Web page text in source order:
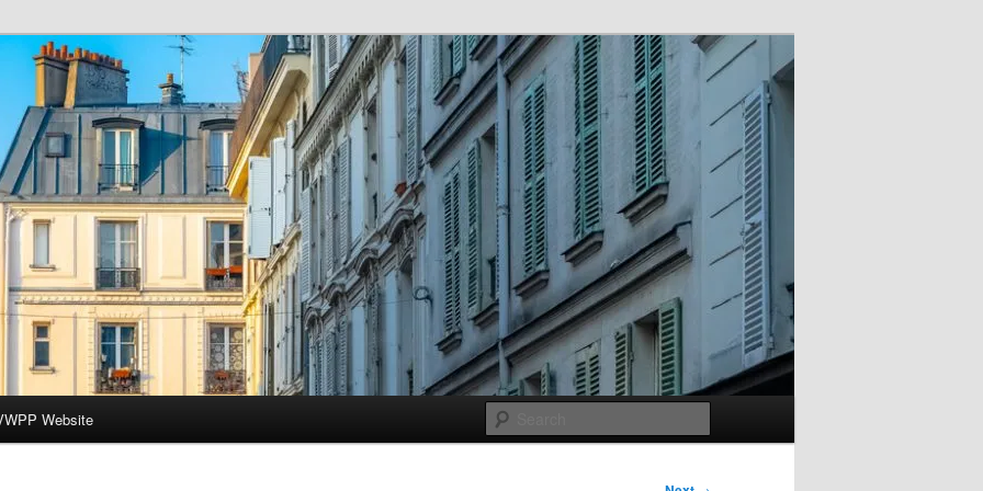
Programme à Paris
Website